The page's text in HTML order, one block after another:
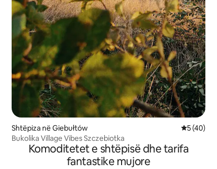
Shtëpiza në Giebułtów Vlerësimi
5 (40)
Bukolika Village Vibes Szczebiotka
Komoditetet e shtëpisë dhe tarifa
fantastike mujore